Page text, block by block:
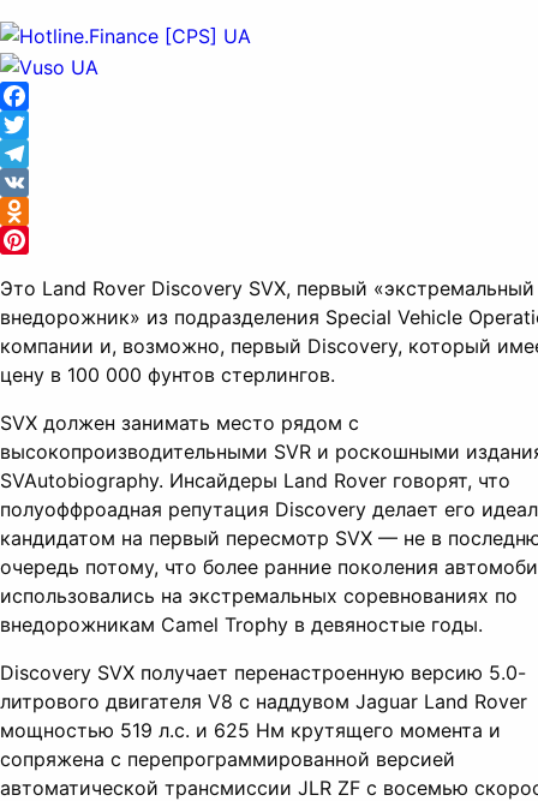
Facebook
Twitter
Telegram
VK
Odnoklassniki
Это Land Rover Discovery SVX, первый «экстремальный
внедорожник» из подразделения Special Vehicle
компании и, возможно, первый Discovery, который
цену в 100 000 фунтов стерлингов.
SVX должен занимать место рядом с
высокопроизводительными SVR и роскошными
SVAutobiography. Инсайдеры Land Rover говорят, что
полуоффроадная репутация Discovery делает его
кандидатом на первый пересмотр SVX — не в
очередь потому, что более ранние поколения
использовались на экстремальных соревнованиях по
внедорожникам Camel Trophy в девяностые годы.
Discovery SVX получает перенастроенную версию 5.0-
литрового двигателя V8 с наддувом Jaguar Land Rover
мощностью 519 л.с. и 625 Нм крутящего момента и
сопряжена с перепрограммированной версией
автоматической трансмиссии JLR ZF с восемью